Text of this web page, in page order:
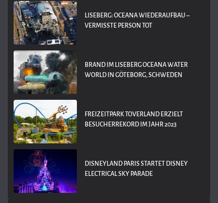
LISEBERG: OCEANA WIEDERAUFBAU –
VERMISSTE PERSON TOT
BRAND IM LISEBERG OCEANA WATER
WORLD IN GÖTEBORG, SCHWEDEN
FREIZEITPARK TOVERLAND ERZIELT
BESUCHERREKORD IM JAHR 2023
DISNEYLAND PARIS STARTET DISNEY
ELECTRICAL SKY PARADE